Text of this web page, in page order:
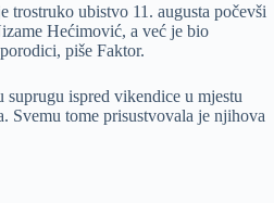
trostruko ubistvo 11. augusta počevši
Hećimović, a već je bio
piše Faktor.
ispred vikendice u mjestu
Svemu tome prisustvovala je njihova